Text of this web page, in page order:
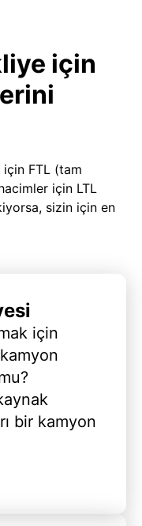
için
için FTL (tam
için LTL
sizin için en
için
bir kamyon